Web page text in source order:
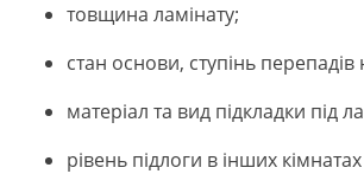
товщина ламінату;
стан основи, ступінь перепадів
матеріал та вид підкладки під
рівень підлоги в інших